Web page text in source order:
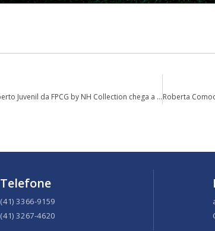
Campeonato Aberto Juvenil da FPCG by NH Collection chega a Porto Belo
Telefone
(41) 3366-9159
(41) 3267-4620